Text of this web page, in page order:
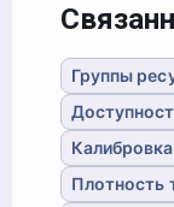
Группы
Плотность